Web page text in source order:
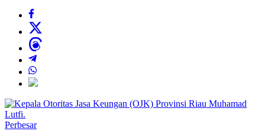
Perbesar